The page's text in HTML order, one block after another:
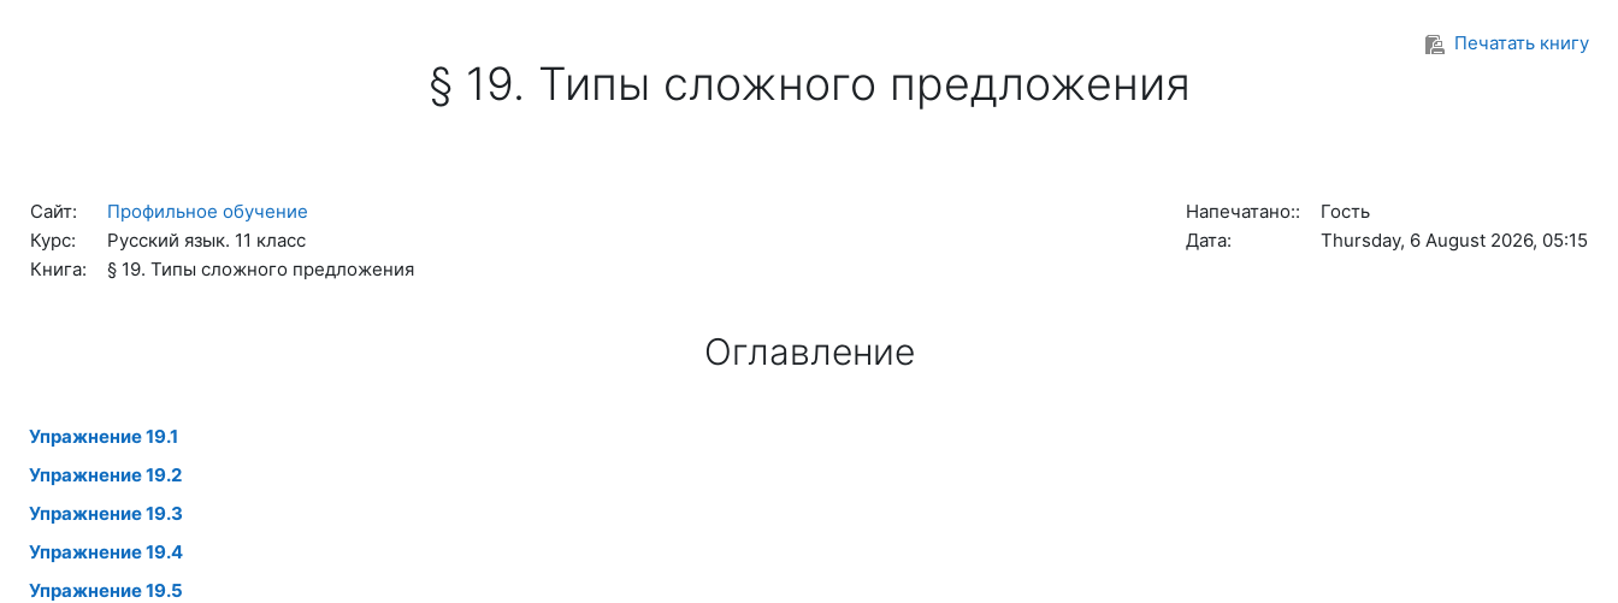
Печатать книгу
§ 19. Типы сложного предложения
Сайт:
Профильное обучение
Курс:
Русский язык. 11 класс
Книга:
§ 19. Типы сложного предложения
Напечатано::
Гость
Дата:
Thursday, 6 August 2026, 05:15
Оглавление
Упражнение 19.1
Упражнение 19.2
Упражнение 19.3
Упражнение 19.4
Упражнение 19.5